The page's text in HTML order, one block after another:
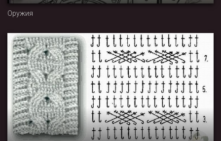
Оружия